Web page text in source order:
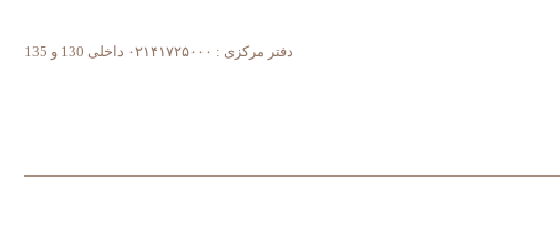
دفتر مرکزی : ۰۲۱۴۱۷۲۵۰۰۰ داخلی 130 و 135